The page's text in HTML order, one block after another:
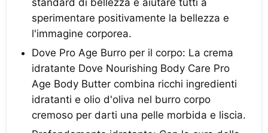
sperimentare positivamente la bellezza e
l'immagine corporea.
Dove Pro Age Burro per il corpo: La crema
idratante Dove Nourishing Body Care Pro
Age Body Butter combina ricchi ingredienti
idratanti e olio d'oliva nel burro corpo
cremoso per darti una pelle morbida e liscia.